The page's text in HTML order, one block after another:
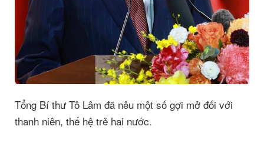
Tổng Bí thư Tô Lâm đã nêu một số gợi mở đối với
thanh niên, thế hệ trẻ hai nước.